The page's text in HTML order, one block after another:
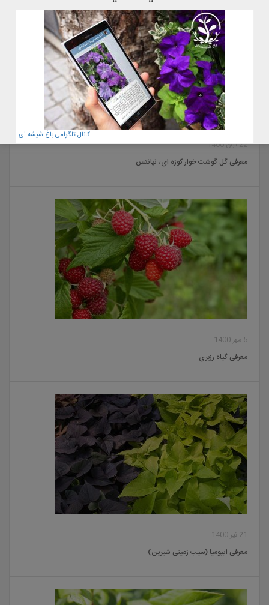
22 آبان 1400
معرفی گل گوشت خوار کوزه ای٫ نپانتس
5 مهر 1400
معرفی گیاه رزبری
21 تیر 1400
معرفی ایپومیا (سیب زمینی شیرین)
کانال تلگرامی باغ شیشه ای